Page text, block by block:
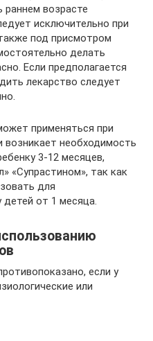
возрасте
исключительно при
под присмотром
делать
Если предполагается
лекарство следует
применяться при
возникает необходимость
3-12 месяцев,
«Супрастином», так как
для
от 1 месяца.
если у
или